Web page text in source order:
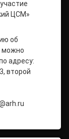
ЦСМ»
об
можно
адресу:
второй